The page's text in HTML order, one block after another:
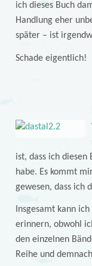
ich dieses Buch
Handlung eher
später – ist
Schade eigentlich!
ist, dass ich diesen
habe. Es kommt
gewesen, dass ich
Insgesamt kann
erinnern, obwohl
den einzelnen
Reihe und